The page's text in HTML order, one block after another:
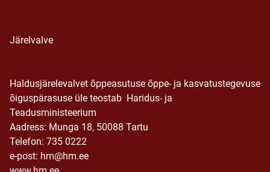
Järelvalve
Haldusjärelevalvet õppeasutuse õppe- ja kasvatustegevuse
õiguspärasuse üle teostab Haridus- ja
Teadusministeerium
Aadress: Munga 18, 50088 Tartu
Telefon: 735 0222
e-post: hm@hm.ee